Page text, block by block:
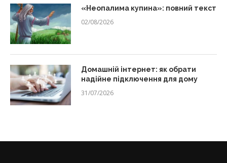
«Неопалима купина»: повний текст
02/08/2026
Домашній інтернет: як обрати
надійне підключення для дому
31/07/2026